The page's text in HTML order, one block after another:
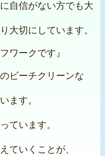
自信がない方でも大
大切にしています。
ワークです』
ビーチクリーンな
ます。
ています。
ていくことが、